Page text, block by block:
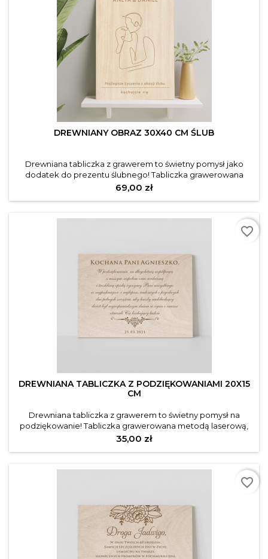
DREWNIANY OBRAZ 30X40 CM ŚLUB
Drewniana tabliczka z grawerem to świetny pomysł jako
dodatek do prezentu ślubnego! Tabliczka grawerowana
metodą laserową, starannie wyszlifowane drewno. Opis
Cena
69,00 zł
DREWNIANA TABLICZKA Z PODZIĘKOWANIAMI 20X15
CM
Drewniana tabliczka z grawerem to świetny pomysł na
podziękowanie! Tabliczka grawerowana metodą laserową,
starannie wyszlifowane drewno. Tabliczkę można postawić na
sklejka 3 mm
Cena
35,00 zł
favorite_border
favorite_border